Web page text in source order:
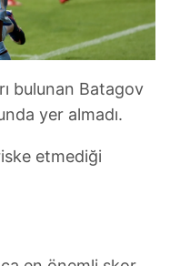
bulunan Batagov
yer almadı.
etmediği